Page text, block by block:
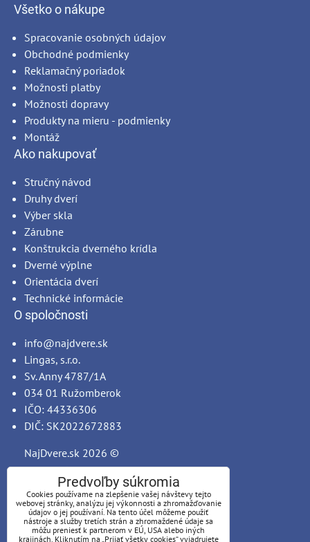
Všetko o nákupe
Spracovanie osobných údajov
Obchodné podmienky
Reklamačný poriadok
Možnosti platby
Možnosti dopravy
Produkty na mieru - podmienky
Montáž
Ako nakupovať
Stručný návod
Druhy dverí
Výber skla
Zárubne
Konštrukcia dverného krídla
Dverné výplne
Orientácia dverí
Technické informácie
O spoločnosti
info@najdvere.sk
Lingas, s.r.o.
Sv. Anny 4787/1A
034 01 Ružomberok
IČO: 44336306
DIČ: SK2022672883
NajDvere.sk 2026 ©
Predvoľby súkromia
Cookies používame na zlepšenie vašej návštevy tejto
webovej stránky, analýzu jej výkonnosti a zhromažďovanie
údajov o jej používaní. Na tento účel môžeme použiť
nástroje a služby tretích strán a zhromaždené údaje sa
môžu preniesť k partnerom v EÚ, USA alebo iných
krajinách. Kliknutím na „Prijať všetky cookies“ vyjadrujete